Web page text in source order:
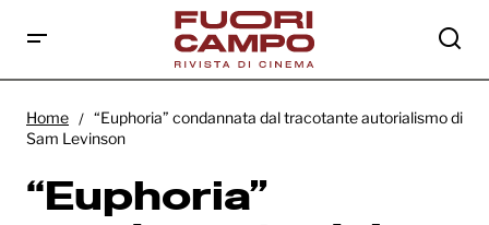
autorialismo di Sam Levinson
Home
“Euphoria” condannata dal tracotante autorialismo di
Sam Levinson
“Euphoria”